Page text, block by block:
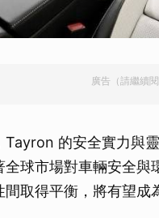
廣告（請繼續閱
Tayron 的安全實力與
全球市場對車輛安全
取得平衡，將有望